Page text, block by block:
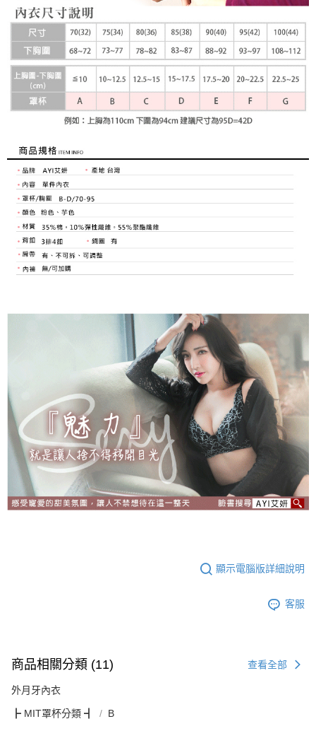
顯示電腦版詳細說明
客服
商品相關分類 (11) 查看全部
外月牙內衣
┣ MIT罩杯分類 ┫ B